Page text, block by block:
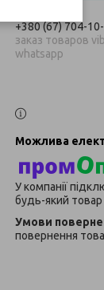
+380 (67) 704-
заказ товаров
whatsapp
У компанії
будь-який
повернення